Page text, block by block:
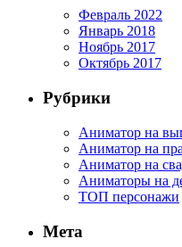
Февраль 2022
Январь 2018
Ноябрь 2017
Октябрь 2017
Рубрики
Аниматор на
Аниматор на
Аниматор на
Аниматоры на
ТОП персонажи
Мета